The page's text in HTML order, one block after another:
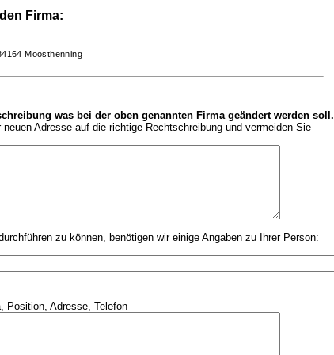
Firma:
Moosthenning
was bei der oben genannten Firma geändert werden soll.
Adresse auf die richtige Rechtschreibung und vermeiden Sie
zu können, benötigen wir einige Angaben zu Ihrer Person:
Position, Adresse, Telefon